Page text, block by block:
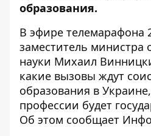
образования.
В эфире телемарафона
заместитель министра
науки Михаил
какие вызовы ждут
образования в
профессии будет
Об этом сообщает